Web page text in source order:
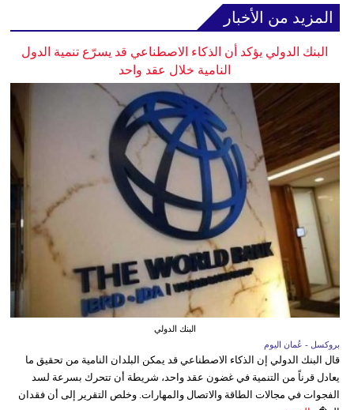
المزيد من الأخبار
البنك الدولي يؤكد أن الذكاء الاصطناعي قد يسرّع تنمية الدول
النامية خلال عقد واحد
البنك الدولي
بروكسل - عُمان اليوم
قال البنك الدولي إن الذكاء الاصطناعي قد يمكن البلدان النامية من تحقيق ما
يعادل قرناً من التنمية في غضون عقد واحد، شريطة أن تتحرك بسرعة لسد
الفجوات في مجالات الطاقة والاتصال والمهارات. وخلص التقرير إلى أن فقدان